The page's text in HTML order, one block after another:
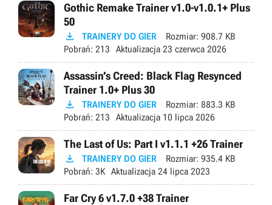
Gothic Remake Trainer v1.0-v1.0.1+ Plus
50
 TRAINERY DO GIER Rozmiar: 908.7 KB
Pobrań: 213 Aktualizacja 23 czerwca 2026
Assassin’s Creed: Black Flag Resynced
Trainer 1.0+ Plus 30
 TRAINERY DO GIER Rozmiar: 883.3 KB
Pobrań: 213 Aktualizacja 10 lipca 2026
The Last of Us: Part I v1.1.1 +26 Trainer
 TRAINERY DO GIER Rozmiar: 935.4 KB
Pobrań: 3K Aktualizacja 24 lipca 2023
Far Cry 6 v1.7.0 +38 Trainer